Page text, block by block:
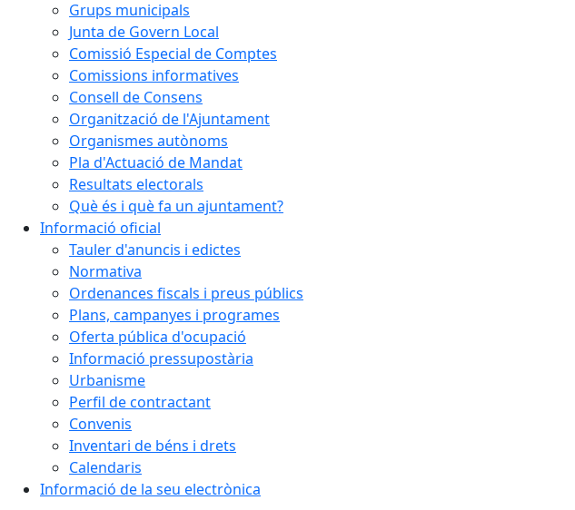
Grups municipals
Junta de Govern Local
Comissió Especial de Comptes
Comissions informatives
Consell de Consens
Organització de l'Ajuntament
Organismes autònoms
Pla d'Actuació de Mandat
Resultats electorals
Què és i què fa un ajuntament?
Informació oficial
Tauler d'anuncis i edictes
Normativa
Ordenances fiscals i preus públics
Plans, campanyes i programes
Oferta pública d'ocupació
Informació pressupostària
Urbanisme
Perfil de contractant
Convenis
Inventari de béns i drets
Calendaris
Informació de la seu electrònica